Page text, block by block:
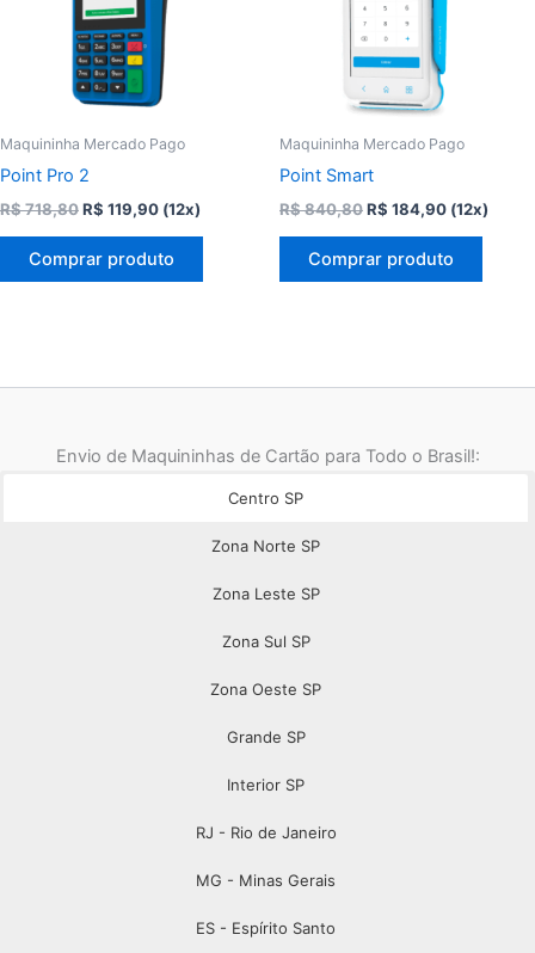
Maquininha Mercado Pago
Point Pro 2
R$718,80O
era:
R$ 119,90O
é:
(12x)
Comprar produto
Maquininha Mercado Pago
Point Smart
R$840,80O
original
era:
R$ 184,90O
é:
(12x)
Comprar produto
Envio de Maquininhas de Cartão para Todo o Brasil!:
Centro SP
Zona Norte SP
Zona Leste SP
Zona Sul SP
Zona Oeste SP
Grande SP
Interior SP
RJ - Rio de Janeiro
MG - Minas Gerais
ES - Espírito Santo